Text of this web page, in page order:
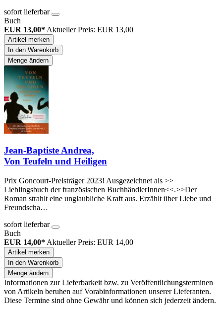
sofort lieferbar
Buch
EUR 13,00* Aktueller Preis: EUR 13,00
Artikel merken
In den Warenkorb
Menge ändern
Jean-Baptiste Andrea,
Von Teufeln und Heiligen
Prix Goncourt-Preisträger 2023! Ausgezeichnet als >>
Lieblingsbuch der französischen BuchhändlerInnen<<.>>Der
Roman strahlt eine unglaubliche Kraft aus. Erzählt über Liebe und
Freundscha…
sofort lieferbar
Buch
EUR 14,00* Aktueller Preis: EUR 14,00
Artikel merken
In den Warenkorb
Menge ändern
Informationen zur Lieferbarkeit bzw. zu Veröffentlichungsterminen
von Artikeln beruhen auf Vorabinformationen unserer Lieferanten.
Diese Termine sind ohne Gewähr und können sich jederzeit ändern.